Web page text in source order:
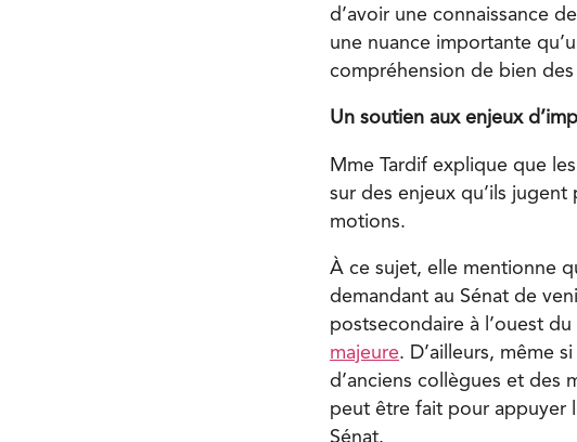
d’avoir une connaissance
une nuance importante
compréhension de bien des
Un soutien aux enjeux
Mme Tardif explique que
sur des enjeux qu’ils
motions.
À ce sujet, elle mentionne
demandant au Sénat de
postsecondaire à l’ouest
majeure. D’ailleurs, même
d’anciens collègues et des
peut être fait pour appuyer